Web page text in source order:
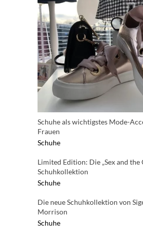
Schuhe als wichtigstes Mode-
Frauen
Schuhe
Limited Edition: Die „Sex and the
Schuhkollektion
Schuhe
Die neue Schuhkollektion von
Morrison
Schuhe